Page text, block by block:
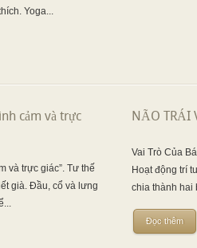
Yoga...
cảm và trực
và trực giác”. Tư thế
già. Đầu, cổ và lưng
NÃO TRÁI
Vai Trò Của
Hoạt động trí
chia thành hai
Đọc thêm